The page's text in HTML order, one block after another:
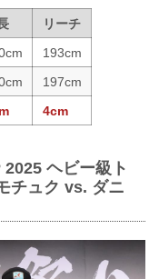
リーチ
193cm
197cm
4cm
ヘビー級ト
チュク vs. ダニ